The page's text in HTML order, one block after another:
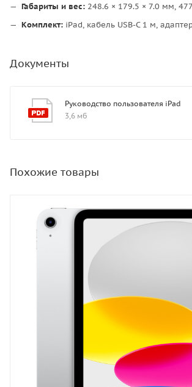
Габариты и вес: 248.6 × 179.5 × 7.0 мм,
Комплект: iPad, кабель USB-C 1 м,
Документы
Руководство пользователя iPad
3,6 мб
Похожие товары